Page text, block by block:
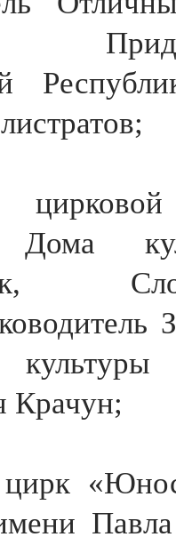
цирковой
Дома
культуры
Крачун;